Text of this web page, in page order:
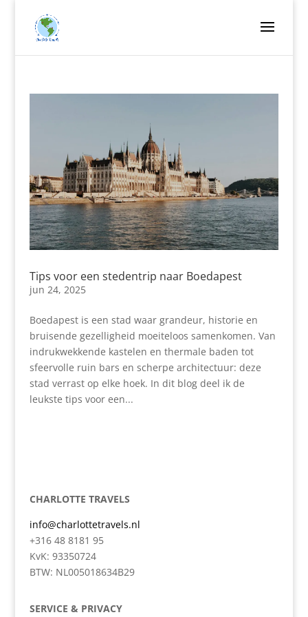
Tips voor een stedentrip naar Boedapest
jun 24, 2025
Boedapest is een stad waar grandeur, historie en
bruisende gezelligheid moeiteloos samenkomen. Van
indrukwekkende kastelen en thermale baden tot
sfeervolle ruin bars en scherpe architectuur: deze
stad verrast op elke hoek. In dit blog deel ik de
leukste tips voor een...
CHARLOTTE TRAVELS
info@charlottetravels.nl
+316 48 8181 95
KvK: 93350724
BTW: NL005018634B29
SERVICE & PRIVACY